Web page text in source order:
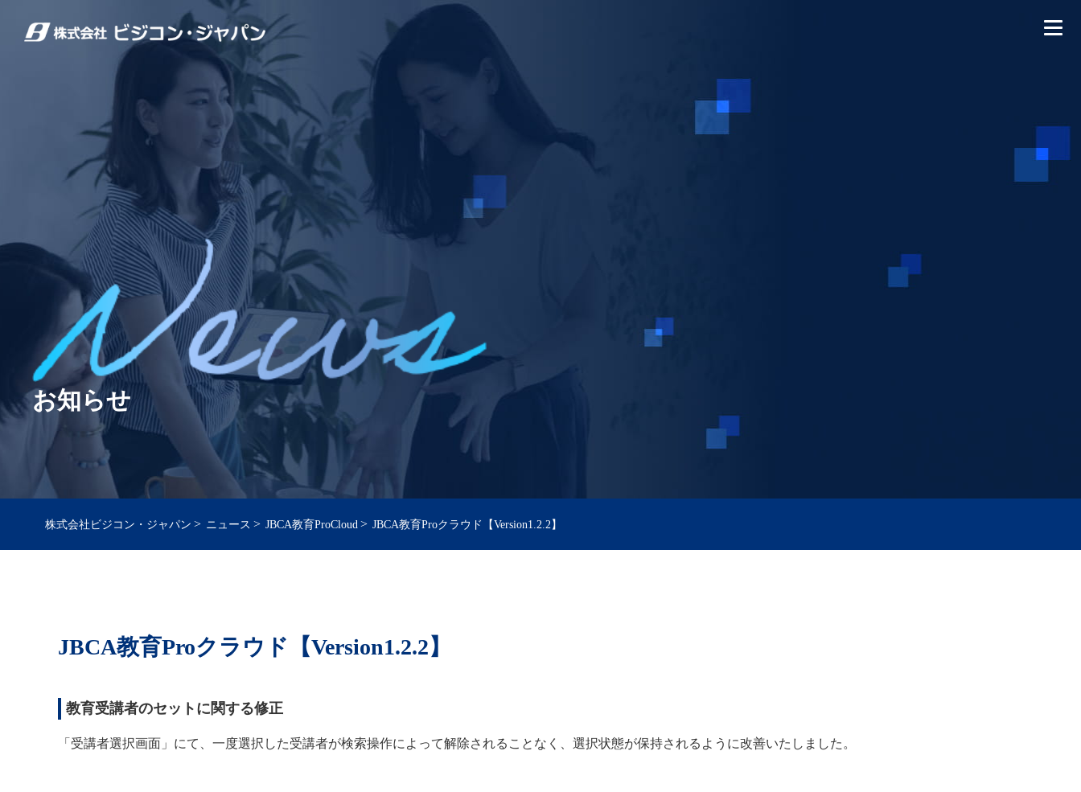
お知らせ
株式会社ビジコン・ジャパン > ニュース > JBCA教育ProCloud > JBCA教育Proクラウド【Version1.2.2】
JBCA教育Proクラウド【Version1.2.2】
教育受講者のセットに関する修正
「受講者選択画面」にて、一度選択した受講者が検索操作によって解除されることなく、選択状態が保持されるように改善いたしました。